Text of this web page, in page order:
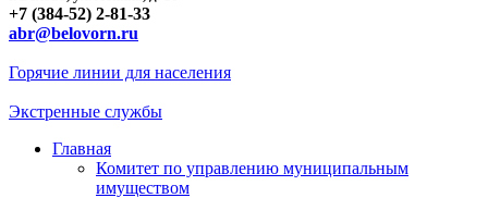
+7 (384-52) 2-81-33
abr@belovorn.ru
Горячие линии для населения
Экстренные службы
Главная
Комитет по управлению муниципальным
имуществом